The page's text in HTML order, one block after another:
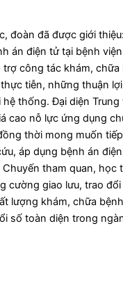
đoàn đã được giới
án điện tử tại bệnh
công tác khám, chữa
tiễn, những thuận
thống. Đại diện Trung
cao nỗ lực ứng dụng
thời mong muốn
áp dụng bệnh án
tham quan, học
cường giao lưu, trao
lượng khám, chữa
số toàn diện trong